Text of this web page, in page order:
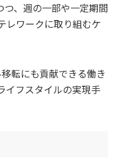
つ、週の一部や一定期間
レワークに取り組むケ
転にも貢献できる働き
イフスタイルの実現手